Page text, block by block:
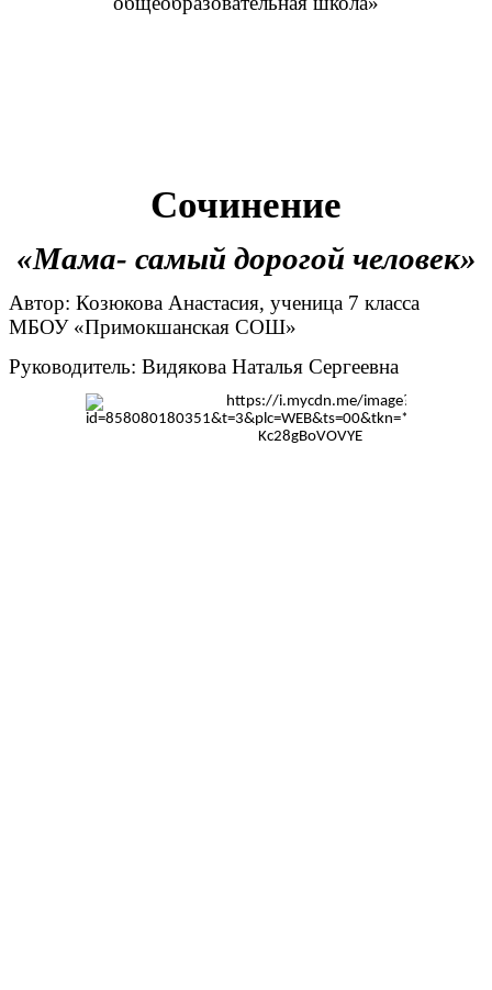
Сочинение
«Мама- самый дорогой человек»
Автор: Козюкова Анастасия, ученица 7 класса
МБОУ «Примокшанская СОШ»
Руководитель: Видякова Наталья Сергеевна